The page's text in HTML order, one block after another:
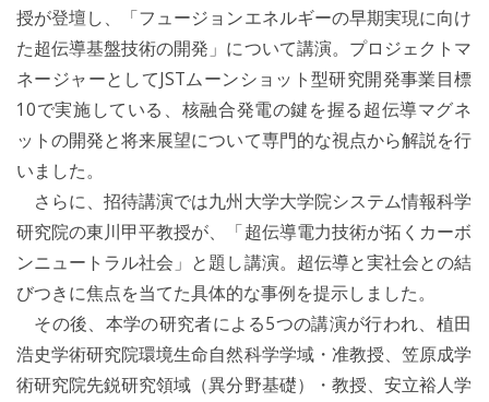
授が登壇し、「フュージョンエネルギーの早期実現に向け
た超伝導基盤技術の開発」について講演。プロジェクトマ
ネージャーとしてJSTムーンショット型研究開発事業目標
10で実施している、核融合発電の鍵を握る超伝導マグネ
ットの開発と将来展望について専門的な視点から解説を行
いました。
さらに、招待講演では九州大学大学院システム情報科学
研究院の東川甲平教授が、「超伝導電力技術が拓くカーボ
ンニュートラル社会」と題し講演。超伝導と実社会との結
びつきに焦点を当てた具体的な事例を提示しました。
その後、本学の研究者による5つの講演が行われ、植田
浩史学術研究院環境生命自然科学学域・准教授、笠原成学
術研究院先鋭研究領域（異分野基礎）・教授、安立裕人学